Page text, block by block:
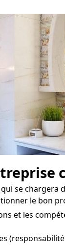
qui se chargera
le bon
et les